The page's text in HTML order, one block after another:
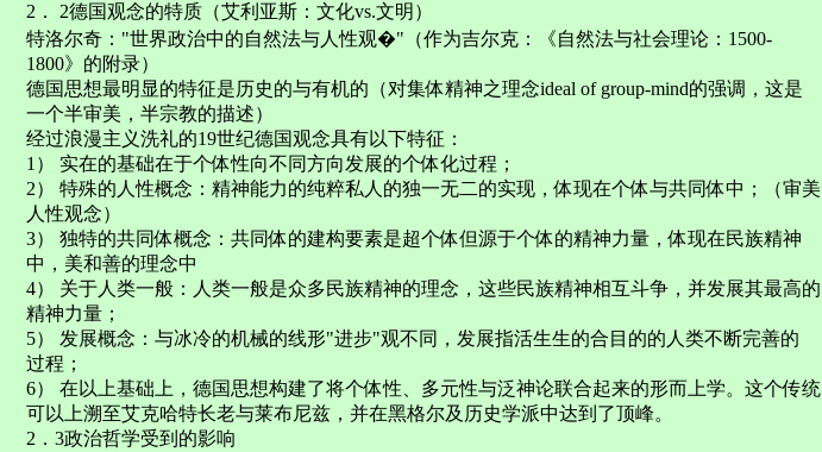
2． 2德国观念的特质（艾利亚斯：文化vs.文明）
特洛尔奇："世界政治中的自然法与人性观�"（作为吉尔克：《自然法与社会理论：1500-
1800》的附录）
德国思想最明显的特征是历史的与有机的（对集体精神之理念ideal of group-mind的强调，这是
一个半审美，半宗教的描述）
经过浪漫主义洗礼的19世纪德国观念具有以下特征：
1） 实在的基础在于个体性向不同方向发展的个体化过程；
2） 特殊的人性概念：精神能力的纯粹私人的独一无二的实现，体现在个体与共同体中；（审美
人性观念）
3） 独特的共同体概念：共同体的建构要素是超个体但源于个体的精神力量，体现在民族精神
中，美和善的理念中
4） 关于人类一般：人类一般是众多民族精神的理念，这些民族精神相互斗争，并发展其最高的
精神力量；
5） 发展概念：与冰冷的机械的线形"进步"观不同，发展指活生生的合目的的人类不断完善的
过程；
6） 在以上基础上，德国思想构建了将个体性、多元性与泛神论联合起来的形而上学。这个传统
可以上溯至艾克哈特长老与莱布尼兹，并在黑格尔及历史学派中达到了顶峰。
2．3政治哲学受到的影响